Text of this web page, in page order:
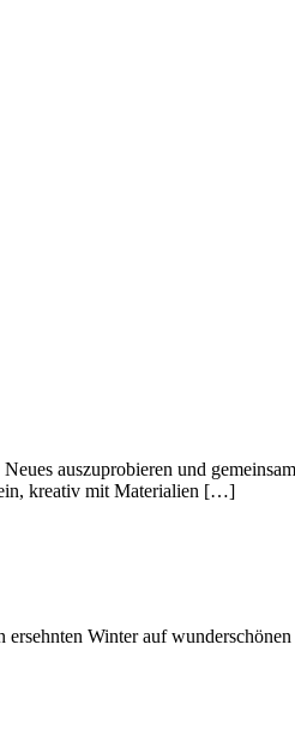
auszuprobieren und
kreativ mit Materialien […]
Winter auf